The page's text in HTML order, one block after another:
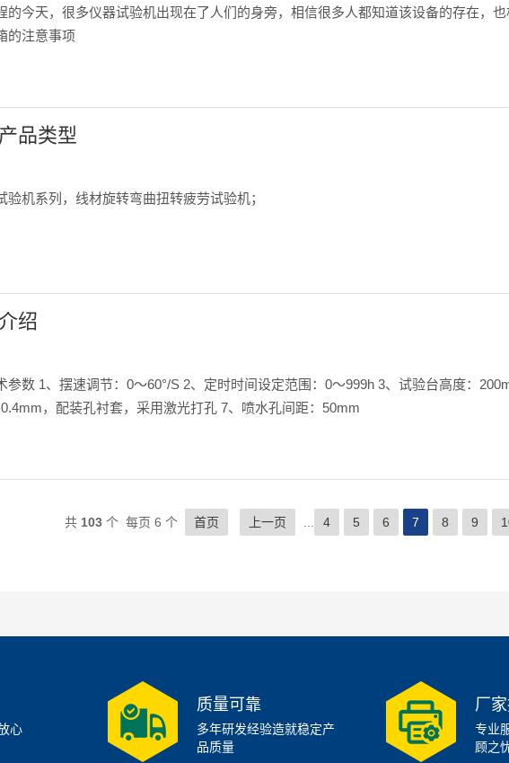
的今天，很多仪器试验机出现在了人们的身旁，相信很多人都知道该设备的存在，
的注意事项
品类型
机系列，线材旋转弯曲扭转疲劳试验机；
绍
级调速 5、水源：当地清洁的自
来水 6、喷水孔直径：φ0.4mm，配装孔衬套，采用激光打孔 7、喷水孔间距：50mm
共 103个 每页 6 个 首页 上一页 4 5 6 7 8 9
心
质量可靠
多年研发经验造就稳定产
品质量
厂
专业
顾之